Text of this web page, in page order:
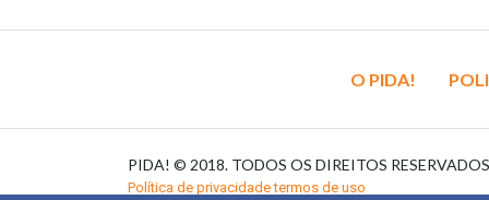
O PIDA!
PIDA! © 2018. TODOS OS DIREITOS
Política de privacidade termos de uso